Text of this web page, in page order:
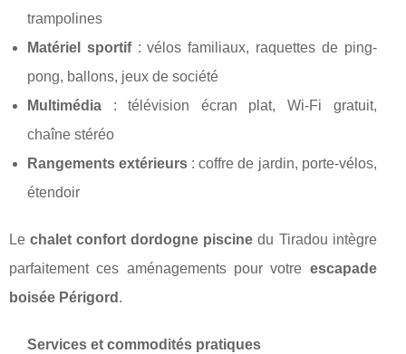
trampolines
Matériel sportif: vélos familiaux, raquettes de ping-
pong, ballons, jeux de société
Multimédia : télévision écran plat, Wi-Fi gratuit,
chaîne stéréo
Rangements extérieurs : coffre de jardin, porte-vélos,
étendoir
Lechalet confort dordogne piscine du Tiradou intègre
parfaitement ces aménagements pour votre escapade
boisée Périgord .
Services et commodités pratiques